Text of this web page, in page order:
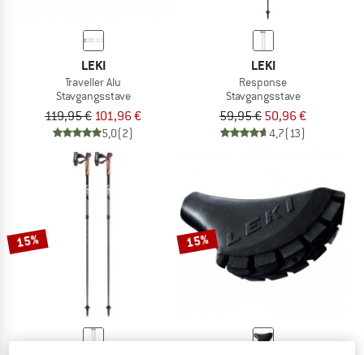
LEKI
Traveller Alu
Stavgangsstave
119,95 € 101,96 €
5,0(2)
LEKI
Response
Stavgangsstave
59,95 € 50,96 €
4,7(13)
15% 15%